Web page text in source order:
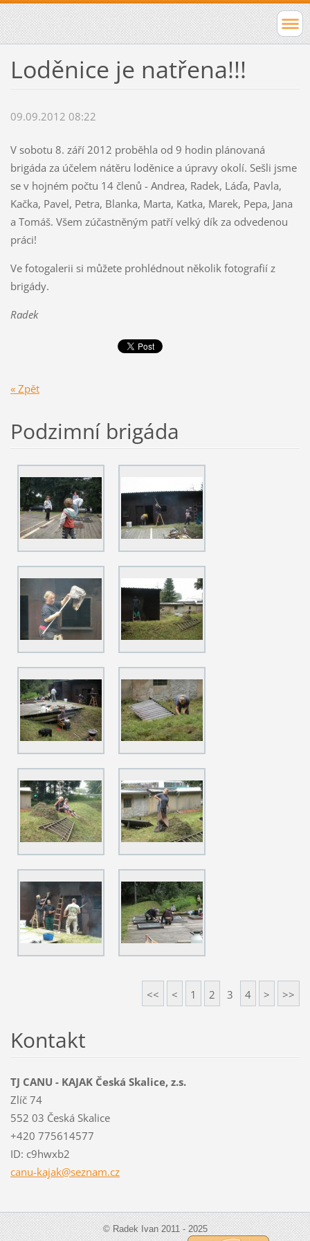
Loděnice je natřena!!!
09.09.2012 08:22
V sobotu 8. září 2012 proběhla od 9 hodin plánovaná
brigáda za účelem nátěru loděnice a úpravy okolí. Sešli jsme
se v hojném počtu 14 členů - Andrea, Radek, Láďa, Pavla,
Kačka, Pavel, Petra, Blanka, Marta, Katka, Marek, Pepa, Jana
a Tomáš. Všem zúčastněným patří velký dík za odvedenou
práci!
Ve fotogalerii si můžete prohlédnout několik fotografií z
brigády.
Radek
« Zpět
Podzimní brigáda
<< < 1 2 3 4 > >>
Kontakt
TJ CANU - KAJAK Česká Skalice, z.s.
Zlíč 74
552 03 Česká Skalice
+420 775614577
ID: c9hwxb2
canu-kajak@seznam.cz
© Radek Ivan 2011 - 2025